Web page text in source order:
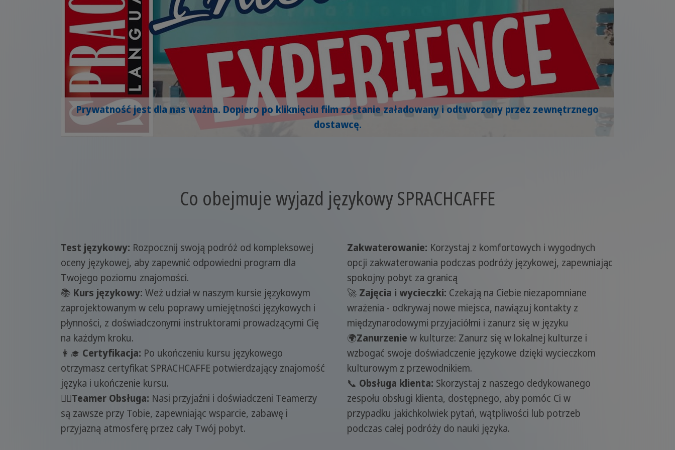
Prywatność jest dla nas ważna. Dopiero po kliknięciu film zostanie załadowany i odtworzony przez zewnętrznego
dostawcę.
Co obejmuje wyjazd językowy SPRACHCAFFE
Test językowy: Rozpocznij swoją podróż od kompleksowej
oceny językowej, aby zapewnić odpowiedni program dla
Twojego poziomu znajomości.
📚 Kurs językowy: Weź udział w naszym kursie językowym
zaprojektowanym w celu poprawy umiejętności językowych i
płynności, z doświadczonymi instruktorami prowadzącymi Cię
na każdym kroku.
👩‍🎓 Certyfikacja: Po ukończeniu kursu językowego
otrzymasz certyfikat SPRACHCAFFE potwierdzający znajomość
języka i ukończenie kursu.
🙋‍♀️Teamer Obsługa: Nasi przyjaźni i doświadczeni Teamerzy
są zawsze przy Tobie, zapewniając wsparcie, zabawę i
przyjazną atmosferę przez cały Twój pobyt.
Zakwaterowanie: Korzystaj z komfortowych i wygodnych
opcji zakwaterowania podczas podróży językowej, zapewniając
spokojny pobyt za granicą
🚀 Zajęcia i wycieczki: Czekają na Ciebie niezapomniane
wrażenia - odkrywaj nowe miejsca, nawiązuj kontakty z
międzynarodowymi przyjaciółmi i zanurz się w języku
🌍Zanurzenie w kulturze: Zanurz się w lokalnej kulturze i
wzbogać swoje doświadczenie językowe dzięki wycieczkom
kulturowym z przewodnikiem.
📞 Obsługa klienta: Skorzystaj z naszego dedykowanego
zespołu obsługi klienta, dostępnego, aby pomóc Ci w
przypadku jakichkolwiek pytań, wątpliwości lub potrzeb
podczas całej podróży do nauki języka.